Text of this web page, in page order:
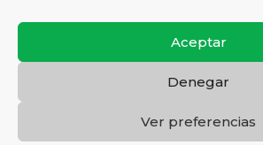
Aceptar
Denegar
Ver preferencias
POLÍTICA DE PRIVACIDAD